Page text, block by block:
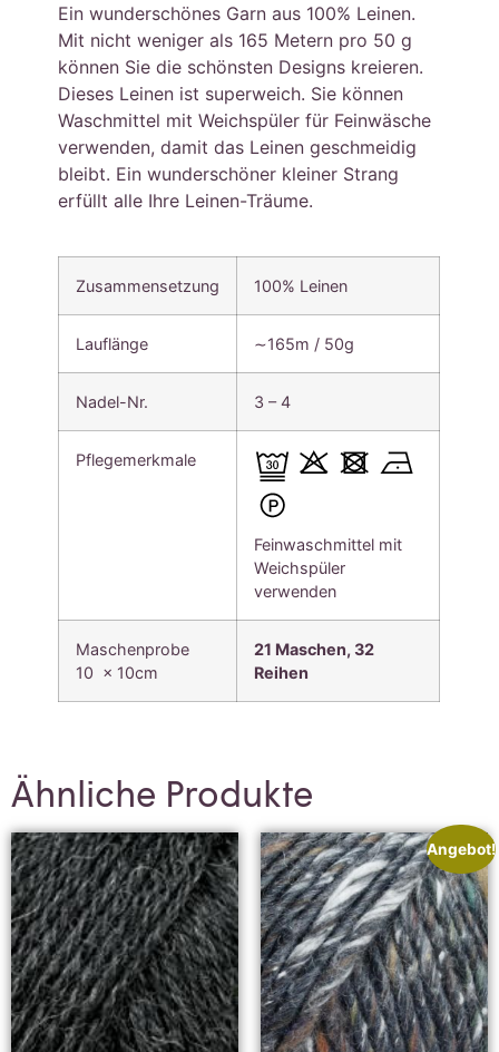
Ein wunderschönes Garn aus 100% Leinen.
Mit nicht weniger als 165 Metern pro 50 g
können Sie die schönsten Designs kreieren.
Dieses Leinen ist superweich. Sie können
Waschmittel mit Weichspüler für Feinwäsche
verwenden, damit das Leinen geschmeidig
bleibt. Ein wunderschöner kleiner Strang
erfüllt alle Ihre Leinen-Träume.
Zusammensetzung 100% Leinen
Lauflänge ∼165m / 50g
Nadel-Nr. 3 – 4
Pflegemerkmale
Feinwaschmittel mit
Weichspüler
verwenden
Maschenprobe
10 x 10cm
21 Maschen, 32
Reihen
Ähnliche Produkte
Angebot!